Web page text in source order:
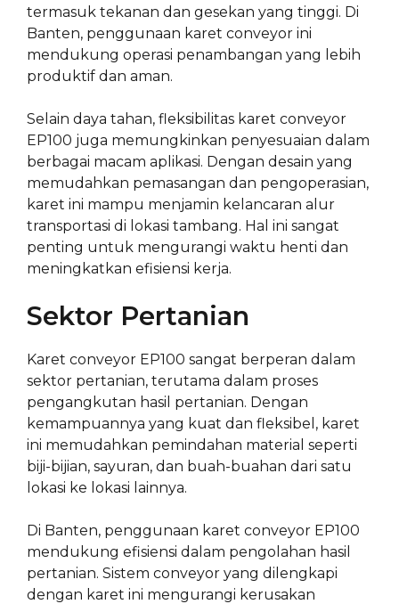
termasuk tekanan dan gesekan yang tinggi. Di
Banten, penggunaan karet conveyor ini
mendukung operasi penambangan yang lebih
produktif dan aman.
Selain daya tahan, fleksibilitas karet conveyor
EP100 juga memungkinkan penyesuaian dalam
berbagai macam aplikasi. Dengan desain yang
memudahkan pemasangan dan pengoperasian,
karet ini mampu menjamin kelancaran alur
transportasi di lokasi tambang. Hal ini sangat
penting untuk mengurangi waktu henti dan
meningkatkan efisiensi kerja.
Sektor Pertanian
Karet conveyor EP100 sangat berperan dalam
sektor pertanian, terutama dalam proses
pengangkutan hasil pertanian. Dengan
kemampuannya yang kuat dan fleksibel, karet
ini memudahkan pemindahan material seperti
biji-bijian, sayuran, dan buah-buahan dari satu
lokasi ke lokasi lainnya.
Di Banten, penggunaan karet conveyor EP100
mendukung efisiensi dalam pengolahan hasil
pertanian. Sistem conveyor yang dilengkapi
dengan karet ini mengurangi kerusakan